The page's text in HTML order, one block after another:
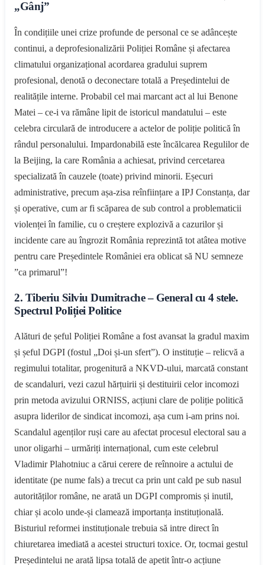
„Gânj”
În condițiile unei crize profunde de personal ce se adâncește
continui, a deprofesionalizării Poliției Române și afectarea
climatului organizațional acordarea gradului suprem
profesional, denotă o deconectare totală a Președintelui de
realitățile interne. Probabil cel mai marcant act al lui Benone
Matei – ce-i va rămâne lipit de istoricul mandatului – este
celebra circulară de introducere a actelor de poliție politică în
rândul personalului. Impardonabilă este încălcarea Regulilor de
la Beijing, la care România a achiesat, privind cercetarea
specializată în cauzele (toate) privind minorii. Eșecuri
administrative, precum așa-zisa reînființare a IPJ Constanța, dar
și operative, cum ar fi scăparea de sub control a problematicii
violenței în familie, cu o creștere explozivă a cazurilor și
incidente care au îngrozit România reprezintă tot atâtea motive
pentru care Președintele României era oblicat să NU semneze
”ca primarul”!
2. Tiberiu Silviu Dumitrache – General cu 4 stele.
Spectrul Poliției Politice
Alături de șeful Poliției Române a fost avansat la gradul maxim
și șeful DGPI (fostul „Doi și-un sfert”). O instituție – relicvă a
regimului totalitar, progenitură a NKVD-ului, marcată constant
de scandaluri, vezi cazul hărțuirii și destituirii celor incomozi
prin metoda avizului ORNISS, acțiuni clare de poliție politică
asupra liderilor de sindicat incomozi, așa cum i-am prins noi.
Scandalul agenților ruși care au afectat procesul electoral sau a
unor oligarhi – urmăriți internațional, cum este celebrul
Vladimir Plahotniuc a cărui cerere de reînnoire a actului de
identitate (pe nume fals) a trecut ca prin unt cald pe sub nasul
autorităților române, ne arată un DGPI compromis și inutil,
chiar și acolo unde-și clamează importanța instituțională.
Bisturiul reformei instituționale trebuia să intre direct în
chiuretarea imediată a acestei structuri toxice. Or, tocmai gestul
Președintelui ne arată lipsa totală de apetit într-o acțiune